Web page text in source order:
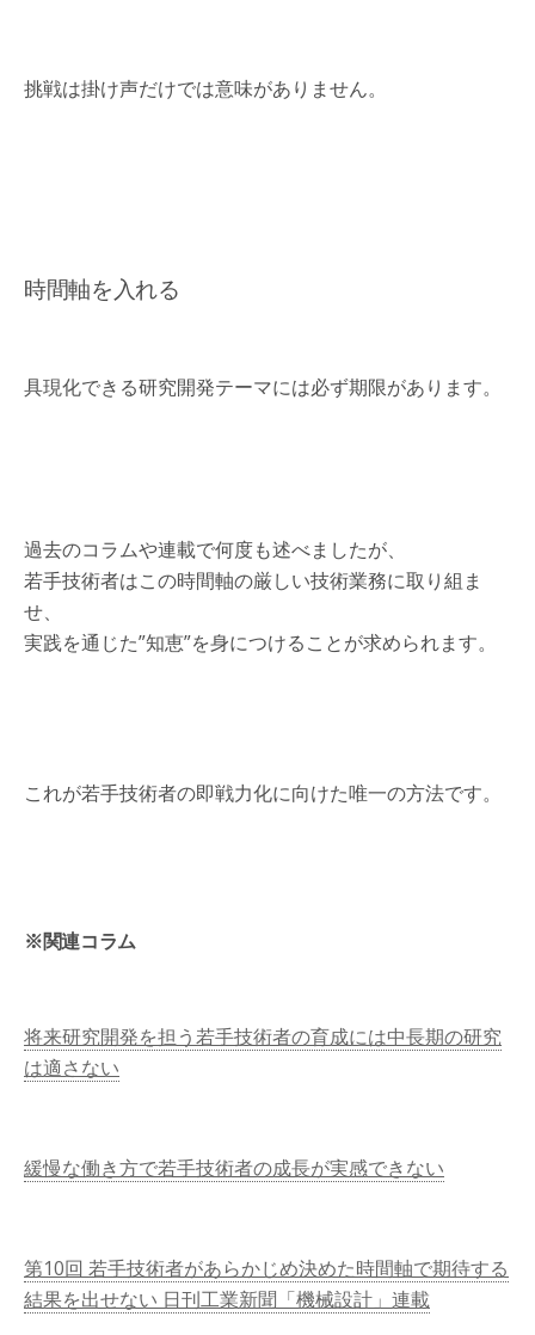
挑戦は掛け声だけでは意味がありません。
時間軸を入れる
具現化できる研究開発テーマには必ず期限があります。
過去のコラムや連載で何度も述べましたが、
若手技術者はこの時間軸の厳しい技術業務に取り組ま
せ、
実践を通じた”知恵”を身につけることが求められます。
これが若手技術者の即戦力化に向けた唯一の方法です。
※関連コラム
将来研究開発を担う若手技術者の育成には中長期の研究
は適さない
緩慢な働き方で若手技術者の成長が実感できない
第10回 若手技術者があらかじめ決めた時間軸で期待する
結果を出せない 日刊工業新聞「機械設計」連載